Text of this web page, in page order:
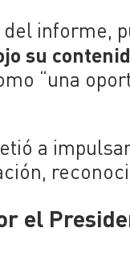
informe,
su
“una
a
el